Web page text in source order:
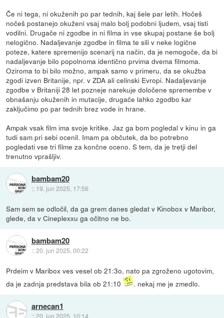
Če ni tega, ni okuženih po par tednih, kaj šele par letih. Hočeš
nočeš postanejo okuženi vsaj malo bolj podobni ljudem, vsaj tisti
vodilni. Drugače ni zgodbe in ni filma in vse skupaj postane še bolj
nelogično. Nadaljevanje zgodbe in filma te sili v neke logične
poteze, katere spremenijo scenarij na način, da je nemogoče, da bi
nadaljevanje bilo popolnoma identično prvima dvema filmoma.
Oziroma to bi bilo možno, ampak samo v primeru, da se okužba
zgodi izven Britanije, npr. v ZDA ali celinski Evropi. Nadaljevanje
zgodbe v Britaniji 28 let pozneje narekuje določene spremembe v
obnašanju okuženih in mutacije, drugače lahko zgodbo kar
zaključimo po par tednih brez vode in hrane.
Ampak vsak film ima svoje kritike. Jaz ga bom pogledal v kinu in ga
tudi sam pri sebi ocenil. Imam pa občutek, da bo potrebno
pogledati vse tri filme za končne oceno. S tem, da je tretji del
trenutno vprašljiv.
bambam20
:: 19. jun 2025, 17:56
Sam sem se odločil, da ga grem danes gledat v Kinobox v Maribor,
glede, da v Cineplexxu ga očitno ne bo.
bambam20
::20. jun 2025, 00:22
Prdeim v Maribox ves vesel ob 21:3o, nato pa zgroženo ugotovim,
da je zadnja predstava bila ob 21:10
. nekaj me je zmedlo.
arnecan1
::20. jun 2025, 10:14